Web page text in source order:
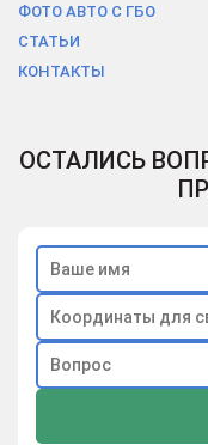
ФОТО АВТО С ГБО
СТАТЬИ
КОНТАКТЫ
ОСТАЛИСЬ